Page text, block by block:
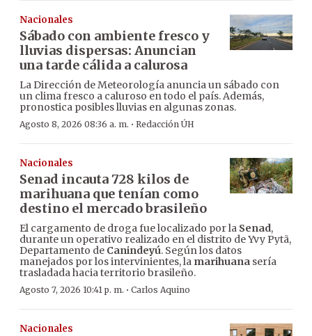
Nacionales
Sábado con ambiente fresco y
lluvias dispersas: Anuncian
una tarde cálida a calurosa
La Dirección de Meteorología anuncia un sábado con
un clima fresco a caluroso en todo el país. Además,
pronostica posibles lluvias en algunas zonas.
Agosto 8, 2026 08:36 a. m. · Redacción ÚH
Nacionales
Senad incauta 728 kilos de
marihuana que tenían como
destino el mercado brasileño
El cargamento de droga fue localizado por la Senad,
durante un operativo realizado en el distrito de Yvy Pytã,
Departamento de Canindeyú. Según los datos
manejados por los intervinientes, la marihuana sería
trasladada hacia territorio brasileño.
Agosto 7, 2026 10:41 p. m. · Carlos Aquino
Nacionales